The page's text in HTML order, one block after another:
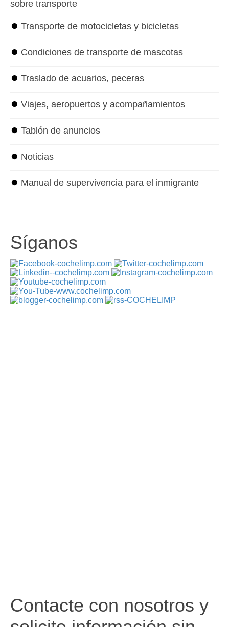
sobre transporte
⏺ Transporte de motocicletas y bicicletas
⏺ Condiciones de transporte de mascotas
⏺ Traslado de acuarios, peceras
⏺ Viajes, aeropuertos y acompañamientos
⏺ Tablón de anuncios
⏺ Noticias
⏺ Manual de supervivencia para el inmigrante
Síganos
Contacte con nosotros y